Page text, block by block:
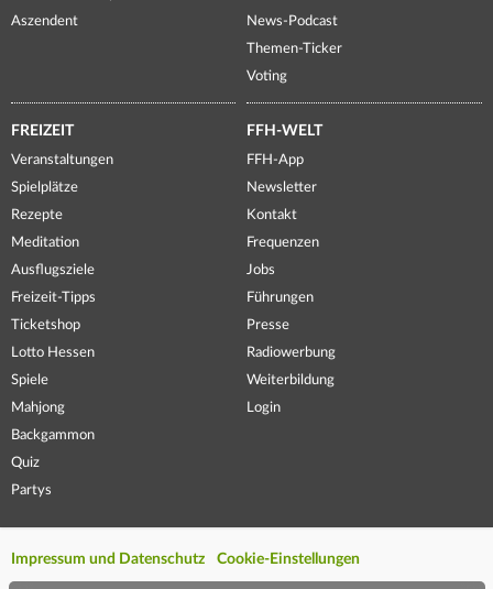
Aszendent
News-Podcast
Themen-Ticker
Voting
FREIZEIT
Veranstaltungen
Spielplätze
Rezepte
Meditation
Ausflugsziele
Freizeit-Tipps
Ticketshop
Lotto Hessen
Spiele
Mahjong
Backgammon
Quiz
Partys
FFH-WELT
FFH-App
Newsletter
Kontakt
Frequenzen
Jobs
Führungen
Presse
Radiowerbung
Weiterbildung
Login
Impressum und Datenschutz Cookie-Einstellungen